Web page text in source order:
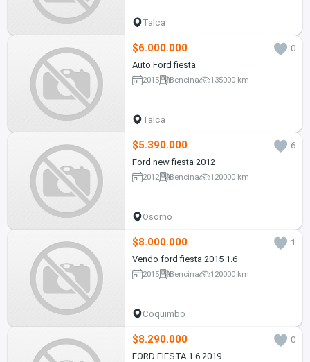
Talca
$6.000.000
0
Auto Ford fiesta
2015 Bencina 135000 km
Talca
$5.390.000
6
Ford new fiesta 2012
2012 Bencina 120000 km
Osorno
$8.000.000
1
Vendo ford fiesta 2015 1.6
2015 Bencina 120000 km
Coquimbo
$8.290.000
0
FORD FIESTA 1.6 2019